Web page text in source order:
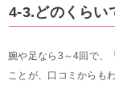
4-3.どのくらい
腕や足なら3～4回で、
ことが、口コミからも